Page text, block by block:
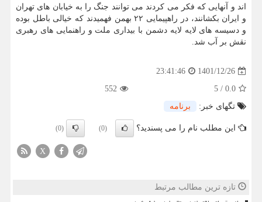
اند و آنهایی که فکر می کردند می توانند جنگ را به خیابان های تهران
و ایران بکشانند، در راهپیمایی ۲۲ بهمن فهمیدند که خیالی باطل بوده
و دسیسه های لایه لایه دشمن با بیداری ملت و راهنمایی های رهبری
نقش بر آب شد.
1401/12/26
23:41:46
0.0
/
5
552
تگهای خبر:
برنامه
این مطلب نام را می پسندید؟ (0)
(0)
X
تازه ترین مطالب مرتبط